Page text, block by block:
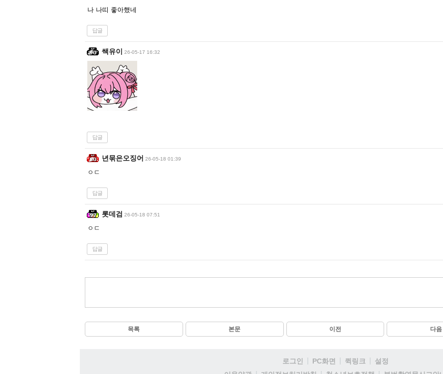
나 나띠 좋아했네
답글
쌕유이 26-05-17 16:32
답글
년묶은오징어 26-05-18 01:39
ㅇㄷ
답글
롯데검 26-05-18 07:51
ㅇㄷ
답글
목록 본문 이전 다음
로그인 PC화면 퀵링크
설정